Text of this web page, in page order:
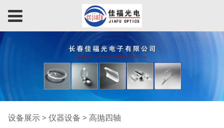
设备展示> 仪器设备 > 高抛四轴